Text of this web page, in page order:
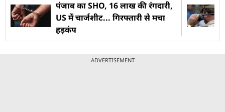
पंजाब का SHO, 16 लाख की रंगदारी,
US में चार्जशीट... गिरफ्तारी से मचा
हड़कंप
ADVERTISEMENT